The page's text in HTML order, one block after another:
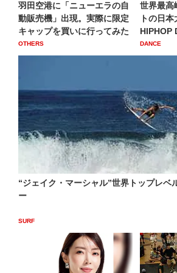
羽田空港に「ニューエラの自
動販売機」出現。実際に限定
キャップを買いに行ってみた
OTHERS
世界最高
トの日
HIPHOP
DANCE
“ジェイク・マーシャル”世界トップレベ
ー
SURF